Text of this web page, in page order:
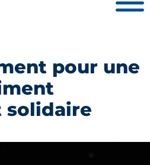
pour une
solidaire